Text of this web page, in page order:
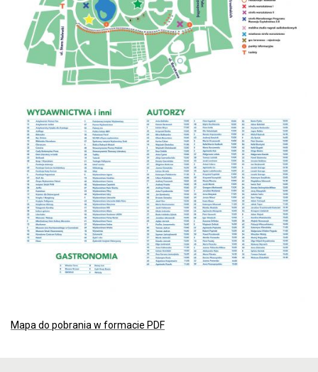
Mapa do pobrania w formacie PDF